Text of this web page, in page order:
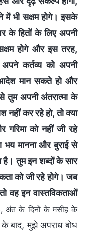
में भी सक्षम होगे। इसके
के हितों के लिए अपनी
होगे और इस तरह,
अपने कर्तव्य को अपनी
आदेश मान सकते हो और
अपनी अंतरात्मा के
नहीं कर रहे हो, तो क्या
गरिमा को नहीं जी रहे
भय मानना और बुराई से
है। तुम इन शब्दों के सार
को जी रहे होगे। जब
वह इन वास्तविकताओं
अंत के दिनों के मसीह के
बाद, मुझे अपराध बोध